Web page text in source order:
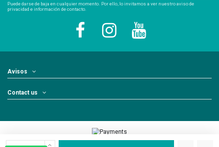
Puede darse de baja en cualquier momento. Por ello, lo invitamos a ver nuestro aviso de
privacidad e información de contacto.
Avisos
Contact us